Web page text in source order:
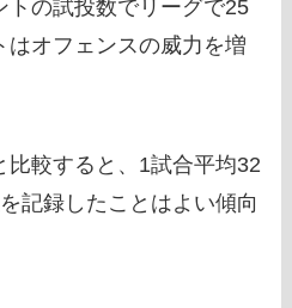
トの試投数でリーグで25
オフェンスの威力を増
比較すると、1試合平均32
記録したことはよい傾向